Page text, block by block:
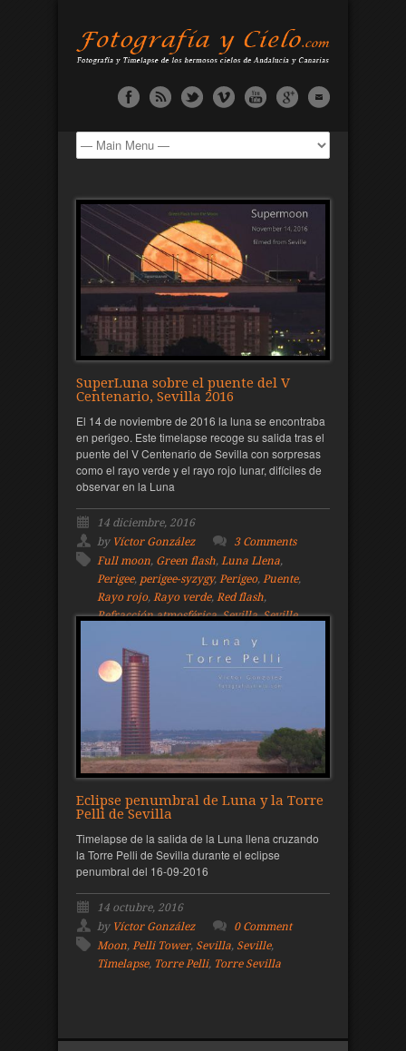
SuperLuna sobre el puente del V
Centenario, Sevilla 2016
El 14 de noviembre de 2016 la luna se encontraba
en perigeo. Este timelapse recoge su salida tras el
puente del V Centenario de Sevilla con sorpresas
como el rayo verde y el rayo rojo lunar, difíciles de
observar en la Luna
14 diciembre, 2016
by Víctor González
3 Comments
Full moon, Green flash, Luna Llena,
Perigee, perigee-syzygy, Perigeo, Puente,
Rayo rojo, Rayo verde, Red flash,
Refracción atmosférica,Sevilla,Seville,
Eclipse penumbral de Luna y la Torre
Pelli de Sevilla
Timelapse de la salida de la Luna llena cruzando
la Torre Pelli de Sevilla durante el eclipse
penumbral del 16-09-2016
14 octubre, 2016
by Víctor González
0 Comment
Moon, Pelli Tower, Sevilla, Seville,
Timelapse, Torre Pelli, Torre Sevilla